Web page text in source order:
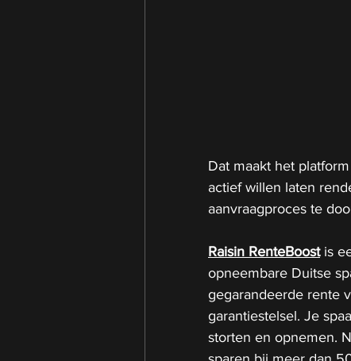
Dat maakt het
actief willen laten
aanvraagproces te
Raisin RenteBoost is
opneembare Duitse
gegarandeerde rente
garantiestelsel. Je
storten en opnemen.